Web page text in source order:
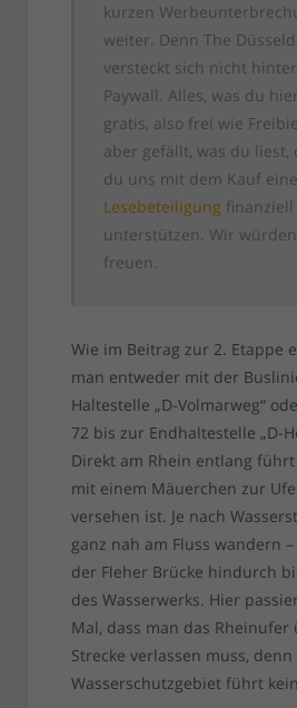
kurzen
weiter. Denn The
versteckt sich nicht
Paywall. Alles, was du
gratis, also frei wie
aber gefällt, was du liest,
du uns mit dem Kauf
Lesebeteiligung finanziell
unterstützen. Wir
freuen.
Wie im Beitrag zur 2. Etappe
man entweder mit der
Haltestelle „D-Volmarweg“
72 bis zur Endhaltestelle „D-
Direkt am Rhein entlang
mit einem Mäuerchen zur
versehen ist. Je nach
ganz nah am Fluss wandern
der Fleher Brücke hindurch
des Wasserwerks. Hier
Mal, dass man das
Strecke verlassen muss,
Wasserschutzgebiet führt